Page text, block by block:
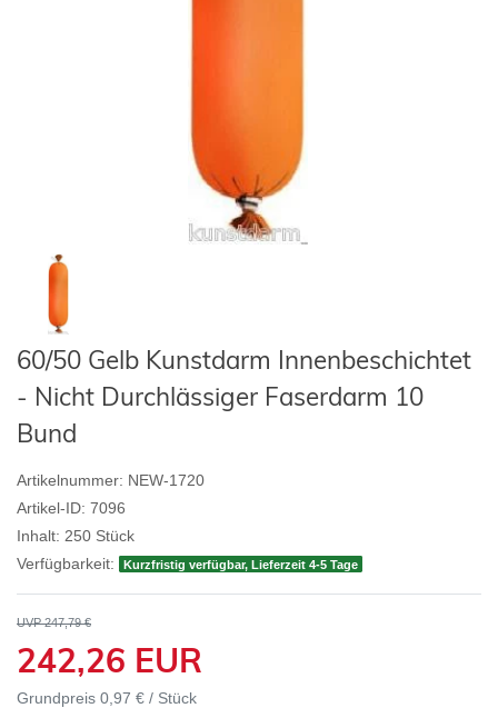
60/50 Gelb Kunstdarm Innenbeschichtet
- Nicht Durchlässiger Faserdarm 10
Bund
Artikelnummer: NEW-1720
Artikel-ID: 7096
Inhalt: 250 Stück
Verfügbarkeit:
Kurzfristig verfügbar, Lieferzeit 4-5 Tage
UVP 247,79 €
242,26 EUR
Grundpreis 0,97 € / Stück